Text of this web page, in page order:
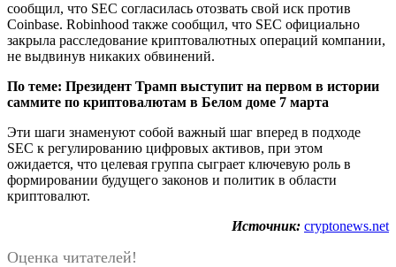
сообщил, что SEC согласилась отозвать свой иск против
Coinbase. Robinhood также сообщил, что SEC официально
закрыла расследование криптовалютных операций компании,
не выдвинув никаких обвинений.
По теме: Президент Трамп выступит на первом в истории
саммите по криптовалютам в Белом доме 7 марта
Эти шаги знаменуют собой важный шаг вперед в подходе
SEC к регулированию цифровых активов, при этом
ожидается, что целевая группа сыграет ключевую роль в
формировании будущего законов и политик в области
криптовалют.
Источник: cryptonews.net
Оценка читателей!